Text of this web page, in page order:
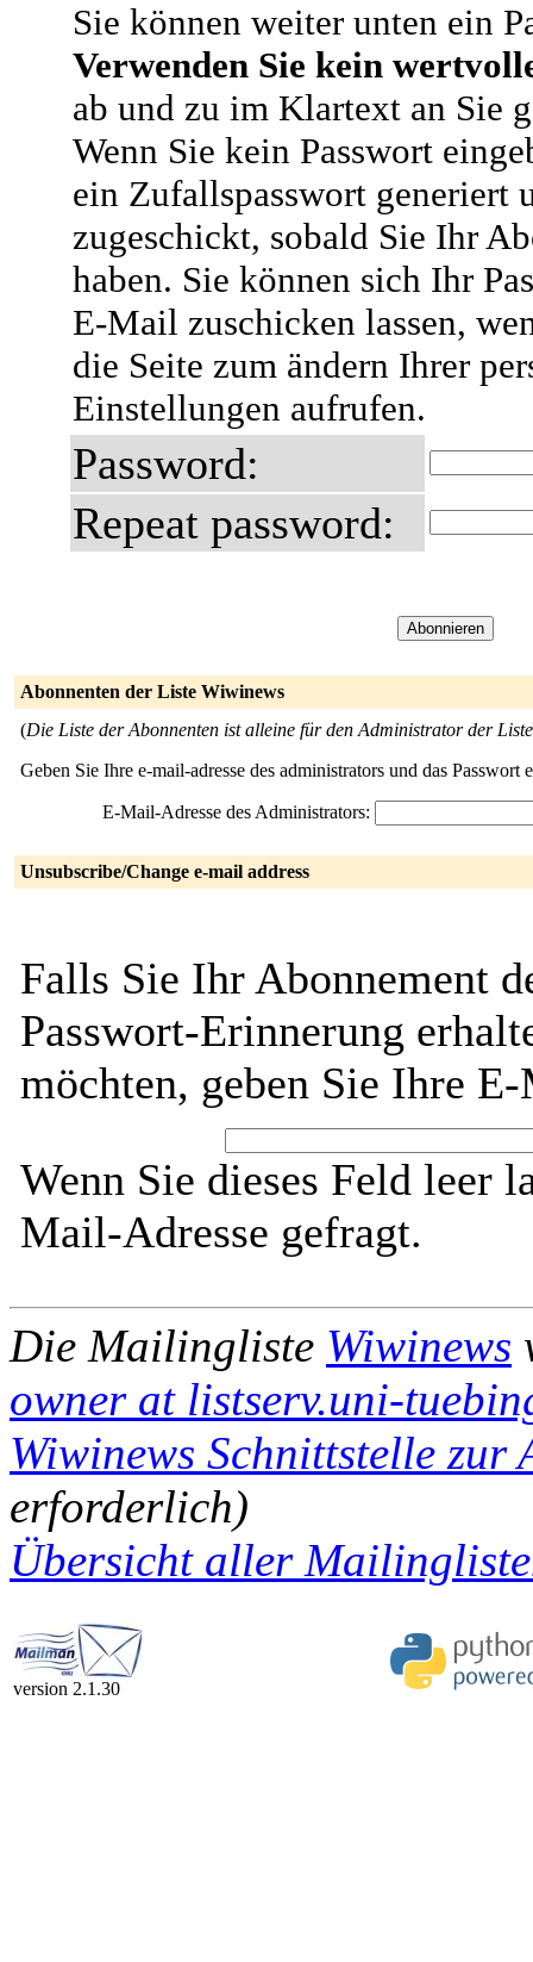
Sie können weiter unten ein
Verwenden Sie kein
ab und zu im Klartext an Sie
Wenn Sie kein Passwort
ein Zufallspasswort generiert
zugeschickt, sobald Sie Ihr
haben. Sie können sich Ihr
E-Mail zuschicken lassen,
die Seite zum ändern Ihrer
Einstellungen aufrufen.
Password:
Repeat password:
Abonnenten der Liste Wiwinews
(Die Liste der Abonnenten ist alleine für den Administrator der
Geben Sie Ihre e-mail-adresse des administrators und das
E-Mail-Adresse des Administrators:
Unsubscribe/Change e-mail address
Falls Sie Ihr Abonnement
Passwort-Erinnerung
möchten, geben Sie Ihre
Wenn Sie dieses Feld leer
Mail-Adresse gefragt.
Die Mailingliste Wiwinews
owner at listserv.uni-
Wiwinews Schnittstelle zur
erforderlich)
Übersicht aller
version 2.1.30